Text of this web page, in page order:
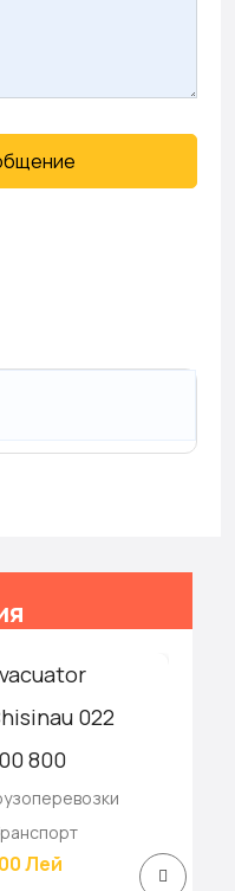
022
800
Лей